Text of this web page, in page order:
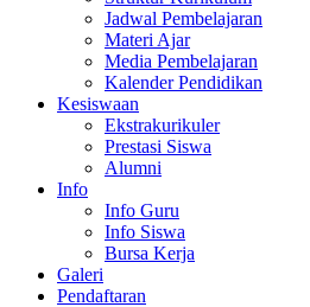
Jadwal Pembelajaran
Materi Ajar
Media Pembelajaran
Kalender Pendidikan
Kesiswaan
Ekstrakurikuler
Prestasi Siswa
Alumni
Info
Info Guru
Info Siswa
Bursa Kerja
Galeri
Pendaftaran